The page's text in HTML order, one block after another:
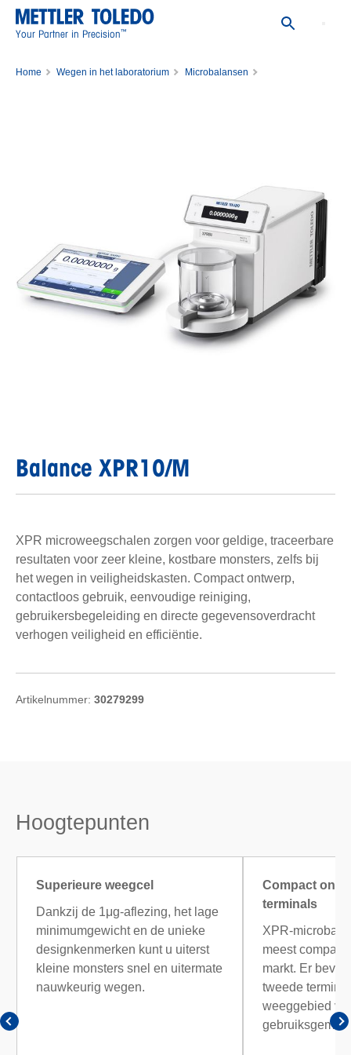
Your Partner in Precision™
Home Wegen in het laboratorium
Microbalansen
Balance XPR10/M
XPR microweegschalen zorgen voor geldige, traceerbare
resultaten voor zeer kleine, kostbare monsters, zelfs bij
het wegen in veiligheidskasten. Compact ontwerp,
contactloos gebruik, eenvoudige reiniging,
gebruikersbegeleiding en directe gegevensoverdracht
verhogen veiligheid en efficiëntie.
Artikelnummer: 30279299
Hoogtepunten
Superieure weegcel
Dankzij de 1μg-aflezing, het lage
minimumgewicht en de unieke
designkenmerken kunt u uiterst
kleine monsters snel en uitermate
nauwkeurig wegen.
Compact
terminals
XPR-
meest
markt. Er
tweede
weeggebied
gebruiksgemak.